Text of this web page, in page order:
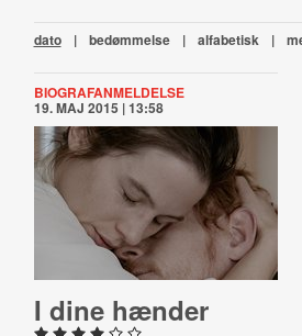
dato | bedømmelse | alfabetisk |
BIOGRAFANMELDELSE
19. MAJ 2015 | 13:58
I dine hænder